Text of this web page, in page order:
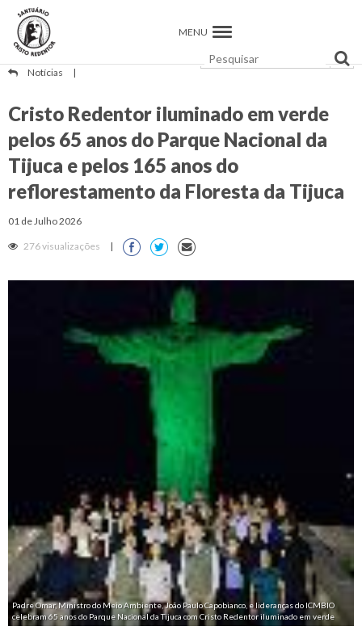
MENU
Notícias |
Cristo Redentor iluminado em verde
pelos 65 anos do Parque Nacional da
Tijuca e pelos 165 anos do
reflorestamento da Floresta da Tijuca
01 de Julho 2026
276 visualizações |
Padre Omar, Ministro do Meio Ambiente, João Paulo Capobianco, e lideranças do ICMBIO
celebram 65 anos do Parque Nacional da Tijuca com Cristo Redentor iluminado em verde